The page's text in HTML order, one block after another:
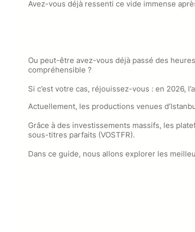
Avez-vous déjà ressenti ce vide immense
Ou peut-être avez-vous déjà passé des
compréhensible ?
Si c’est votre cas, réjouissez-vous : en 2026,
Actuellement, les productions venues
Grâce à des investissements massifs, les
sous-titres parfaits (VOSTFR).
Dans ce guide, nous allons explorer les